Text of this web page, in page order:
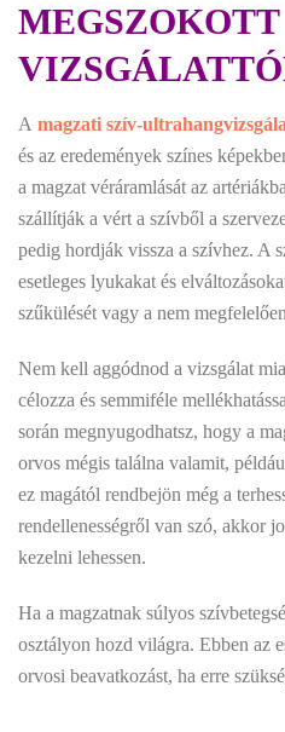
MEGSZOKOTT
A magzati szív-
és az eredemények színes
a magzat véráramlását az
szállítják a vért a szívből a
pedig hordják vissza a szívhez. A
esetleges lyukakat és
szűkülését vagy a nem
Nem kell aggódnod a vizsgálat
célozza és semmiféle
során megnyugodhatsz, hogy a
orvos mégis találna valamit,
ez magától rendbejön még a
rendellenességről van szó, akkor
kezelni lehessen.
Ha a magzatnak súlyos
osztályon hozd világra. Ebben az
orvosi beavatkozást, ha erre